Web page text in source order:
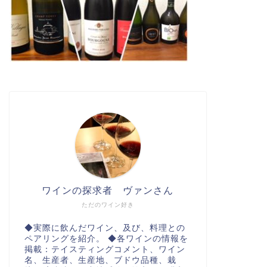
ただのワイン好き
ワインの探求者 ヴァンさん
◆実際に飲んだワイン、及び、料理との
ペアリングを紹介。 ◆各ワインの情報を
掲載：テイスティングコメント、ワイン
名、生産者、生産地、ブドウ品種、栽